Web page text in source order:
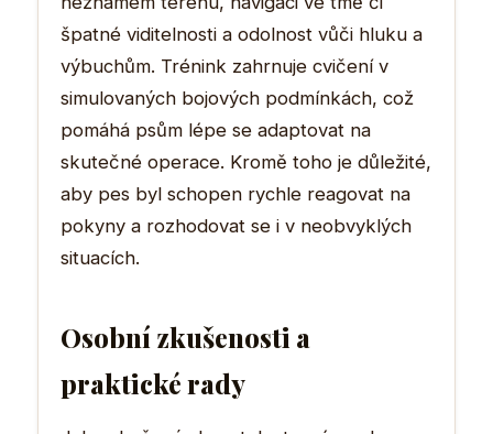
špatné viditelnosti a odolnost vůči hluku a
výbuchům. Trénink zahrnuje cvičení v
simulovaných bojových podmínkách, což
pomáhá psům lépe se adaptovat na
skutečné operace. Kromě toho je důležité,
aby pes byl schopen rychle reagovat na
pokyny a rozhodovat se i v neobvyklých
situacích.
Osobní zkušenosti a
praktické rady